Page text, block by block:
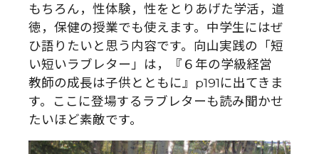
もちろん，性体験，性をとりあげた学活，道
徳，保健の授業でも使えます。中学生にはぜ
ひ語りたいと思う内容です。向山実践の「短
い短いラブレター」は，『６年の学級経営
教師の成長は子供とともに』p191に出てきま
す。ここに登場するラブレターも読み聞かせ
たいほど素敵です。